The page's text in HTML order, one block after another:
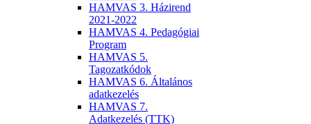
HAMVAS 3. Házirend
2021-2022
HAMVAS 4. Pedagógiai
Program
HAMVAS 5.
Tagozatkódok
HAMVAS 6. Általános
adatkezelés
HAMVAS 7.
Adatkezelés (TTK)